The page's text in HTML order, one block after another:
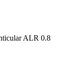
ALR 0.8